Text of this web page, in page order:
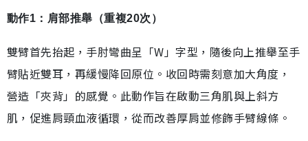
動作1：肩部推舉（重複20次）
雙臂首先抬起，手肘彎曲呈「W」字型，隨後向上推舉至手
臂貼近雙耳，再緩慢降回原位。收回時需刻意加大角度，
營造「夾背」的感覺。此動作旨在啟動三角肌與上斜方
肌，促進肩頸血液循環，從而改善厚肩並修飾手臂線條。